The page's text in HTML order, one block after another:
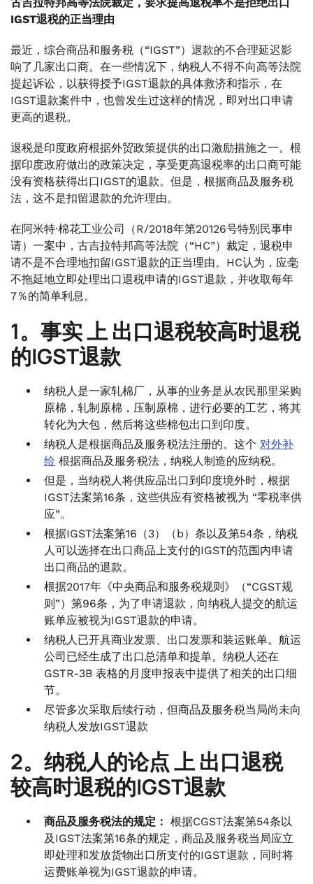
.
. 7。结论
IGST退税的正当理由
最近，综合商品和服务税（“IGST”）退款的不合理延迟影
响了几家出口商。在一些情况下，纳税人不得不向高等法院
提起诉讼，以获得授予IGST退款的具体救济和指示，在
IGST退款案件中，也曾发生过这样的情况，即对出口申请
更高的退税。
退税是印度政府根据外贸政策提供的出口激励措施之一。根
据印度政府做出的政策决定，享受更高退税率的出口商可能
没有资格获得出口IGST的退款。但是，根据商品及服务税
法，这不是扣留退款的允许理由。
在阿米特·棉花工业公司（R/2018年第20126号特别民事申
请）一案中，古吉拉特邦高等法院（“HC”）裁定，退税申
请不是不合理地扣留IGST退款的正当理由。HC认为，应毫
不拖延地立即处理出口退税申请的IGST退款，并收取每年
7％的简单利息。
1。事实上出口退税较高时退税
的IGST退款
纳税人是一家轧棉厂，从事的业务是从农民那里采购
原棉，轧制原棉，压制原棉，进行必要的工艺，将其
转化为大包，然后将这些棉包出口到印度。
纳税人是根据商品及服务税法注册的。这个 对外补
给 根据商品及服务税法，纳税人制造的应纳税。
但是，当纳税人将供应品出口到印度境外时，根据
IGST法案第16条，这些供应有资格被视为 “零税率供
应”。
根据IGST法案第16（3）（b）条以及第54条，纳税
人可以选择在出口商品上支付的IGST的范围内申请
出口商品的退款。
根据2017年《中央商品和服务税规则》（“CGST规
则”）第96条，为了申请退款，向纳税人提交的航运
账单应被视为IGST退款的申请。
纳税人已开具商业发票、出口发票和装运账单。航运
公司已经生成了出口总清单和提单。纳税人还在
GSTR-3B 表格的月度申报表中提供了相关的出口细
节。
尽管多次采取后续行动，但商品及服务税当局尚未向
纳税人发放IGST退款
2。纳税人的论点上出口退税
较高时退税的IGST退款
商品及服务税法的规定： 根据CGST法案第54条以
及IGST法案第16条的规定，商品及服务税当局应立
即处理和发放货物出口所支付的IGST退款，同时将
运费账单视为IGST退款的申请。